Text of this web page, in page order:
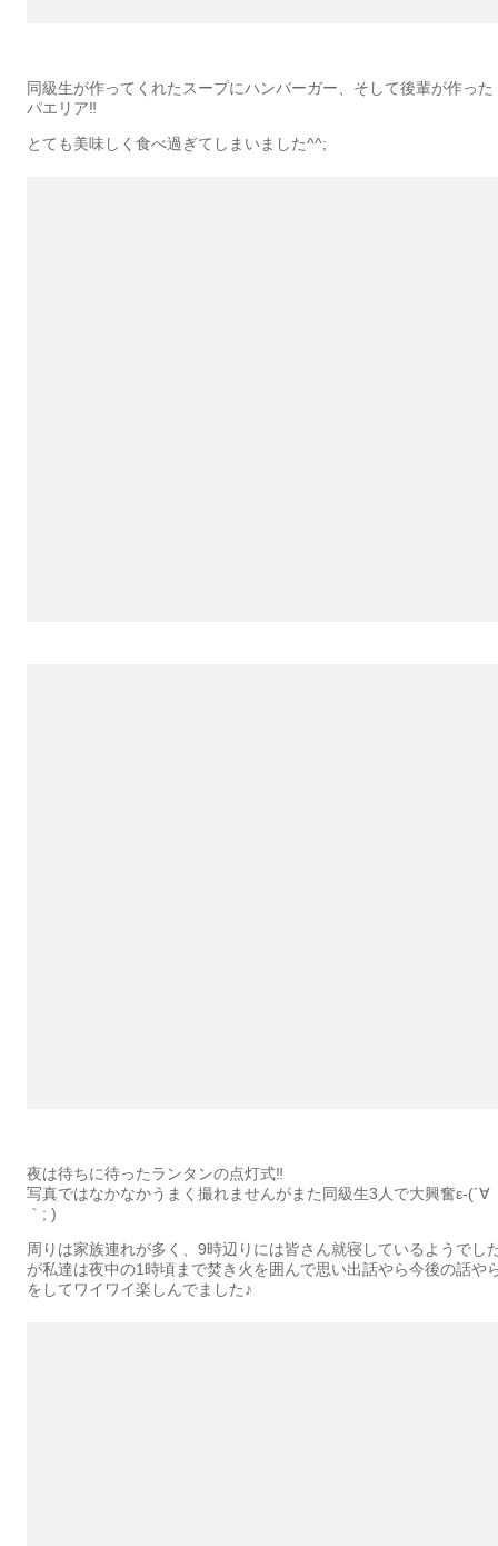
同級生が作ってくれたスープにハンバーガー、そして後輩が作った
パエリア‼︎
とても美味しく食べ過ぎてしまいました^^;
夜は待ちに待ったランタンの点灯式‼︎
写真ではなかなかうまく撮れませんがまた同級生3人で大興奮ε-(´∀
｀; )
周りは家族連れが多く、9時辺りには皆さん就寝しているようでし
が私達は夜中の1時頃まで焚き火を囲んで思い出話やら今後の話や
をしてワイワイ楽しんでました♪